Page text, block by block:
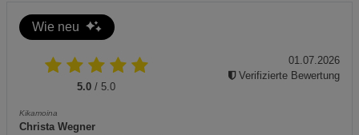
Wie neu
5.0 / 5.0
Kikamoina
Christa Wegner
01.07.2026
Verifizierte Bewertung